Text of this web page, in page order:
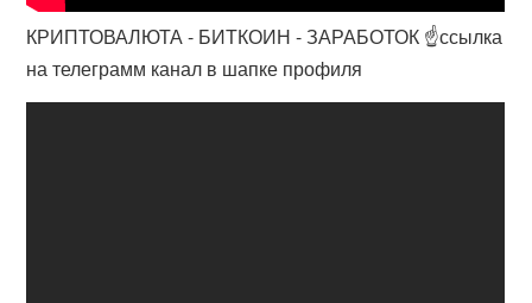
КРИПТОВАЛЮТА - БИТКОИН - ЗАРАБОТОК ☝️ссылка
на телеграмм канал в шапке профиля